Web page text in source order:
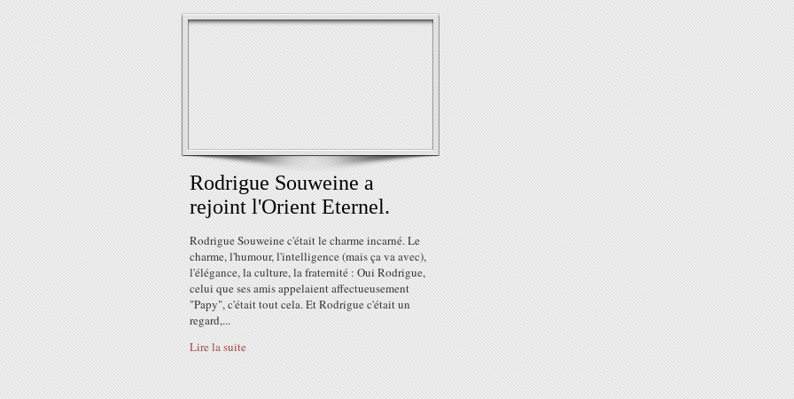
Rodrigue Souweine a
rejoint l'Orient Eternel.
Rodrigue Souweine c'était le charme incarné. Le
charme, l'humour, l'intelligence (mais ça va avec),
l'élégance, la culture, la fraternité : Oui Rodrigue,
celui que ses amis appelaient affectueusement
"Papy", c'était tout cela. Et Rodrigue c'était un
regard,...
Lire la suite